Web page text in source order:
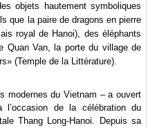
objets hautement symboliques
que la paire de dragons en pierre
royal de Hanoi), des éléphants
Quan Van, la porte du village de
(Temple de la Littérature).
modernes du Vietnam – a ouvert
de la célébration du
Thang Long-Hanoi. Depuis sa